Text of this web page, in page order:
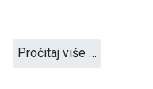
Pročitaj više …